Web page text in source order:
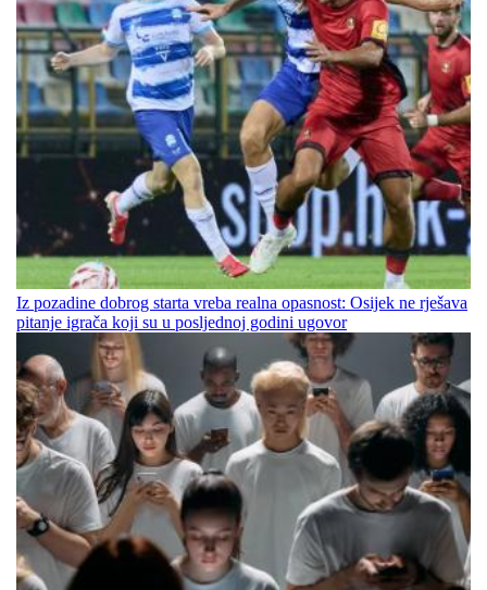
Iz pozadine dobrog starta vreba realna opasnost: Osijek ne rješava
pitanje igrača koji su u posljednoj godini ugovor